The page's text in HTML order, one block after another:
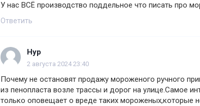
У нас ВСЁ производство поддельное что писать про
Ответить
Нур
2 августа 2024 23:40
Почему не остановят продажу мороженого ручного
из пенопласта возле трассы и дорог на улице.Самое
только оповещает о вреде таких мороженых,которые